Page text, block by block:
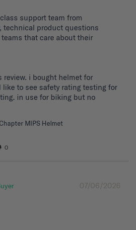
support team from
technical product questions
that care about their
review. i bought helmet for
like to see safety rating testing for
in use for biking but no
MIPS Helmet
0
07/06/2026